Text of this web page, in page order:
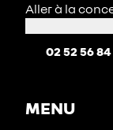
Aller à la
02 52 56
MENU